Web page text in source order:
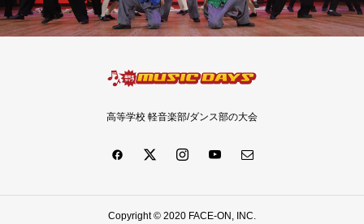
高等学校 軽音楽部/ダンス部の大会
Copyright © 2020 FACE-ON, INC.